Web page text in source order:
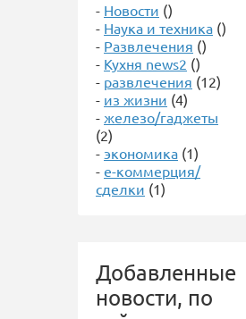
- Новости ()
- Наука и техника ()
- Развлечения ()
- Кухня news2 ()
- развлечения (12)
- из жизни (4)
- железо/гаджеты
(2)
- экономика (1)
- е-коммерция/
сделки (1)
Добавленные
новости, по